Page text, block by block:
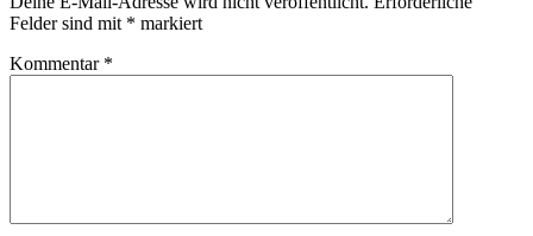
Felder sind mit * markiert
Kommentar *